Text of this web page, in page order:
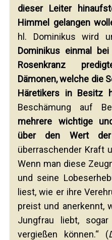
dieser Leiter
Himmel gelangen
hl. Dominikus wird
Dominikus einmal
Rosenkranz
Dämonen, welche die
Häretikers in Besitz
Beschämung auf
mehrere wichtige
über den Wert der
überraschender Kraft
Wenn man diese
und seine
liest, wie er ihre
preist und anerkennt,
Jungfrau liebt, sogar
vergießen können.“ (